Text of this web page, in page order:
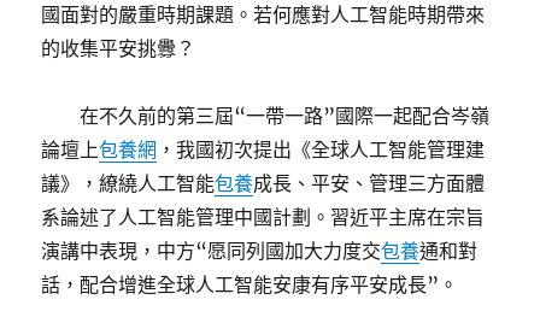
國面對的嚴重時期課題。若何應對人工智能時期帶來
的收集平安挑釁？
在不久前的第三屆“一帶一路”國際一起配合岑嶺
論壇上包養網 ，我國初次提出《全球人工智能管理建
議》，繚繞人工智能包養成長、平安、管理三方面體
系論述了人工智能管理中國計劃。習近平主席在宗旨
演講中表現，中方“愿同列國加大力度交包養通和對
話，配合增進全球人工智能安康有序平安成長”。